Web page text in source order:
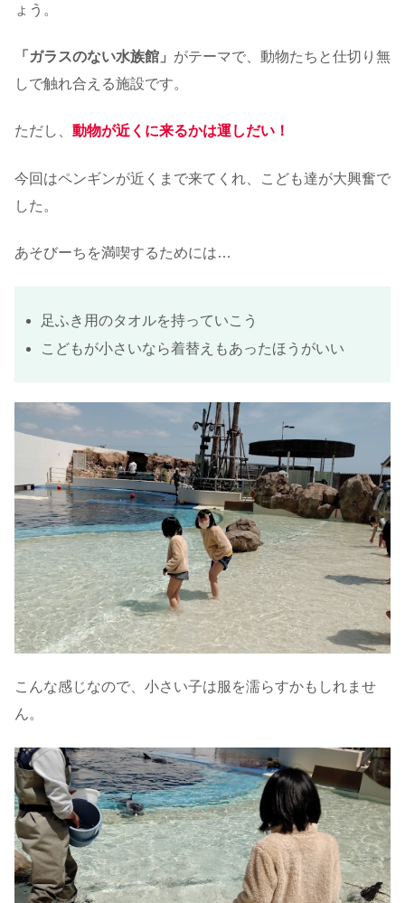
ょう。
「ガラスのない水族館」 がテーマで、動物たちと仕切り無
しで触れ合える施設です。
ただし、 動物が近くに来るかは運しだい！
今回はペンギンが近くまで来てくれ、こども達が大興奮で
した。
あそびーちを満喫するためには…
足ふき用のタオルを持っていこう
こどもが小さいなら着替えもあったほうがいい
こんな感じなので、小さい子は服を濡らすかもしれませ
ん。